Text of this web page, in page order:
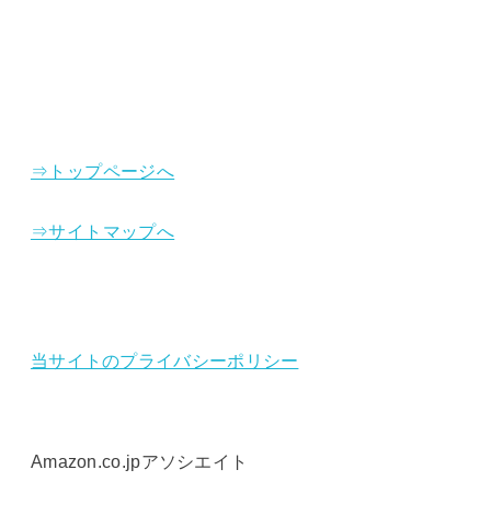
⇒トップページへ
⇒サイトマップへ
当サイトのプライバシーポリシー
Amazon.co.jpアソシエイト